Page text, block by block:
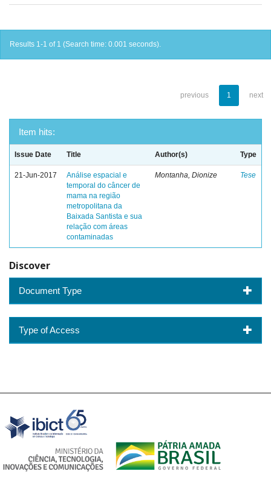
Results 1-1 of 1 (Search time: 0.001 seconds).
previous 1 next
Item hits:
Issue Date Title Author(s) Type
21-Jun-2017
Análise espacial e
temporal do câncer de
mama na região
metropolitana da
Baixada Santista e sua
relação com áreas
contaminadas
Montanha, Dionize Tese
Discover
Document Type
Type of Access